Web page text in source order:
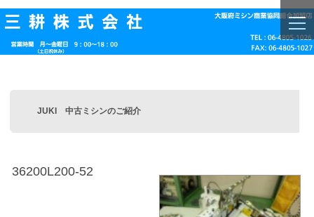
JUKI 中古ミシンのご紹介
36200L200-52